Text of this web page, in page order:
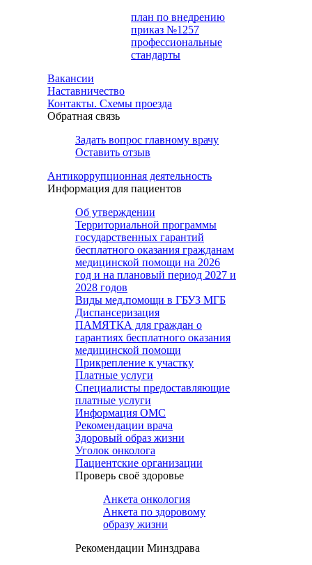
план по внедрению
приказ №1257
профессиональные
стандарты
Вакансии
Наставничество
Контакты. Схемы проезда
Обратная связь
Задать вопрос главному врачу
Оставить отзыв
Антикоррупционная деятельность
Информация для пациентов
Об утверждении
Территориальной программы
государственных гарантий
бесплатного оказания гражданам
медицинской помощи на 2026
год и на плановый период 2027 и
2028 годов
Виды мед.помощи в ГБУЗ МГБ
Диспансеризация
ПАМЯТКА для граждан о
гарантиях бесплатного оказания
медицинской помощи
Прикрепление к участку
Платные услуги
Специалисты предоставляющие
платные услуги
Информация ОМС
Рекомендации врача
Здоровый образ жизни
Уголок онколога
Пациентские организации
Проверь своё здоровье
Анкета онкология
Анкета по здоровому
образу жизни
Рекомендации Минздрава